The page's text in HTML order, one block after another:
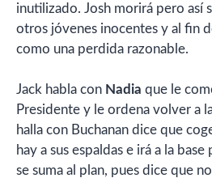
inutilizado. Josh morirá pero así
otros jóvenes inocentes y al fin
como una perdida razonable.
Jack habla con Nadia que le
Presidente y le ordena volver a
halla con Buchanan dice que
hay a sus espaldas e irá a la
se suma al plan, pues dice que